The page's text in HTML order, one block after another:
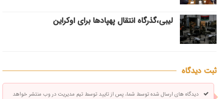
لیبی،گذرگاه انتقال پهپادها برای اوکراین
ثبت دیدگاه
دیدگاه های ارسال شده توسط شما، پس از تایید توسط تیم مدیریت در وب منتشر خواهد